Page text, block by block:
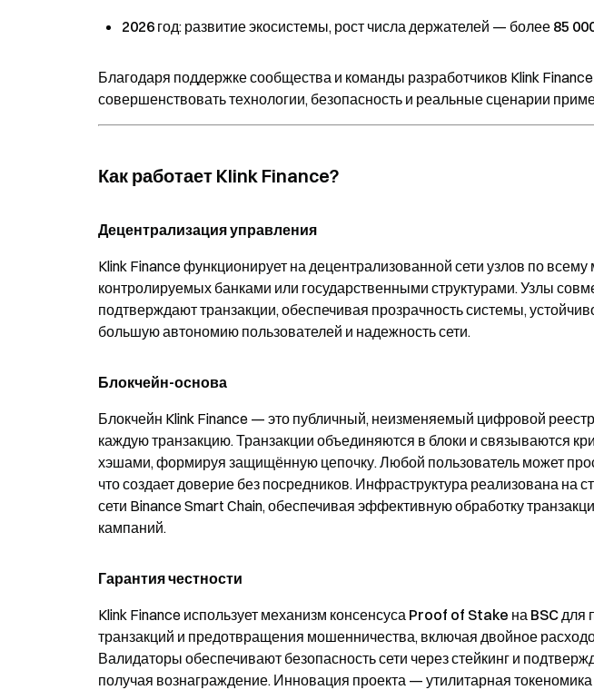
2026 год: развитие экосистемы, рост числа держателей — более 85
Благодаря поддержкесообщества и команды разработчиков Klink
совершенствовать технологии, безопасность и реальные сценарии
Как работает Klink Finance?
Децентрализация управления
Klink Finance функционирует на децентрализованной сети узлов по всему
контролируемых банками или государственными структурами. Узлы
подтверждают транзакции, обеспечивая прозрачность системы,
большую автономию пользователей и надежность сети.
Блокчейн-основа
Блокчейн Klink Finance — это публичный, неизменяемый цифровой
каждую транзакцию. Транзакции объединяются в блоки и связываются
хэшами, формируя защищённую цепочку. Любой пользователь может
что создает доверие без посредников. Инфраструктура реализована на
сети Binance Smart Chain, обеспечивая эффективную обработку
кампаний.
Гарантия честности
Klink Finance использует механизм консенсуса Proof of Stake на BSCдля
транзакций и предотвращения мошенничества, включая двойное
Валидаторы обеспечивают безопасность сети черезстейкинг и
получая вознаграждение. Инновация проекта — утилитарная